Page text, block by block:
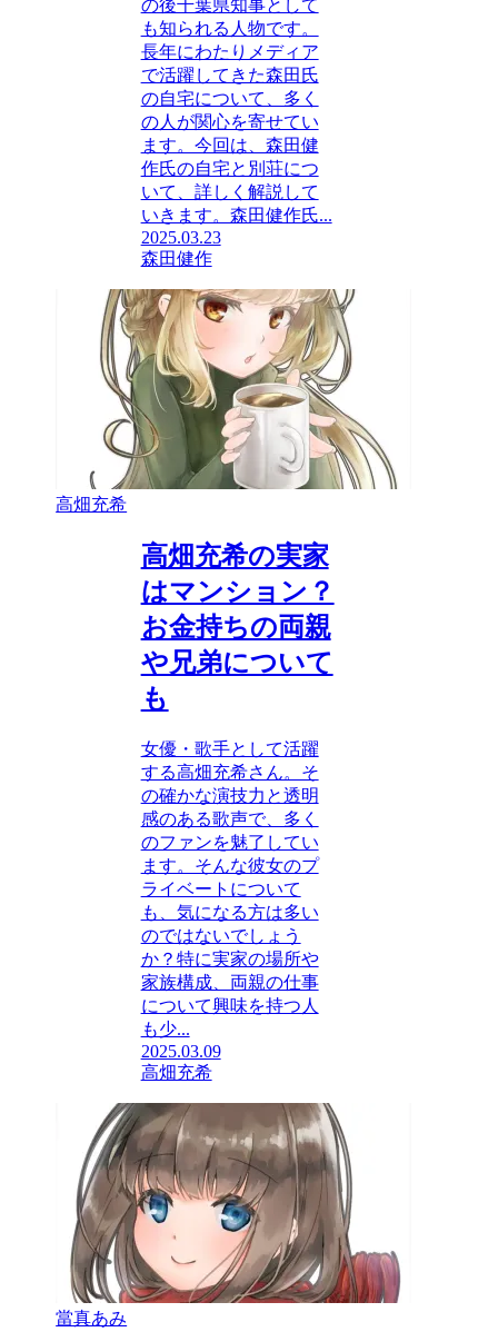
の後千葉県知事として
も知られる人物です。
長年にわたりメディア
で活躍してきた森田氏
の自宅について、多く
の人が関心を寄せてい
ます。今回は、森田健
作氏の自宅と別荘につ
いて、詳しく解説して
いきます。森田健作氏...
2025.03.23
森田健作
高畑充希
高畑充希の実家
はマンション？
お金持ちの両親
や兄弟について
も
女優・歌手として活躍
する高畑充希さん。そ
の確かな演技力と透明
感のある歌声で、多く
のファンを魅了してい
ます。そんな彼女のプ
ライベートについて
も、気になる方は多い
のではないでしょう
か？特に実家の場所や
家族構成、両親の仕事
について興味を持つ人
も少...
2025.03.09
高畑充希
當真あみ